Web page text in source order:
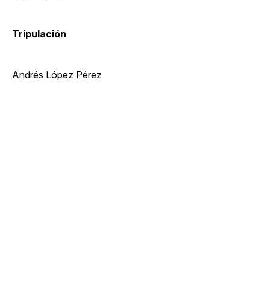
Tripulación
Andrés López Pérez